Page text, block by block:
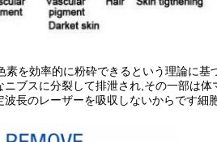
を効率的に粉砕できるという理論に
ブスに分裂して排泄され,その一部は
長のレーザーを吸収しないからです細